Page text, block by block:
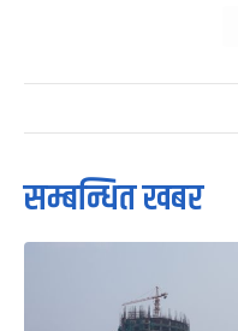
सम्बन्धित खबर